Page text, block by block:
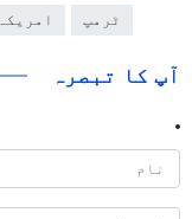
ٹرمپ امریکہ
آپ کا تبصرہ